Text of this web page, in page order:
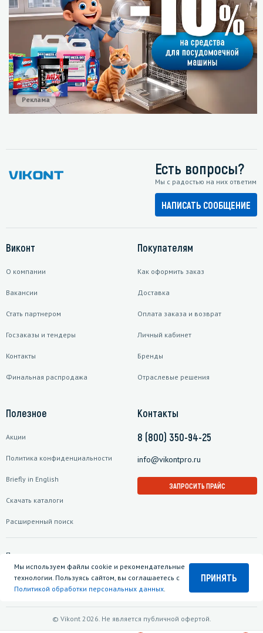
Реклама
Есть вопросы?
Мы с радостью на них ответим
НАПИСАТЬ СООБЩЕНИЕ
Виконт
О компании
Вакансии
Стать партнером
Госзаказы и тендеры
Контакты
Финальная распродажа
Покупателям
Как оформить заказ
Доставка
Оплата заказа и возврат
Личный кабинет
Бренды
Отраслевые решения
Полезное
Акции
Политика конфиденциальности
Briefly in English
Скачать каталоги
Расширенный поиск
Контакты
8 (800) 350-94-25
info@vikontpro.ru
ЗАПРОСИТЬ ПРАЙС
© Vikont 2026. Не является публичной офертой.
Подписаться на рассылку
Мы используем файлы cookie и рекомендательные
технологии. Пользуясь сайтом, вы соглашаетесь с
Политикой обработки персональных данных.
ПРИНЯТЬ